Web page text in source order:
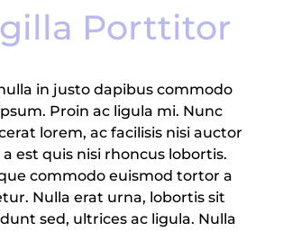
Porttitor
in justo dapibus commodo
Proin ac ligula mi. Nunc
lorem, ac facilisis nisi auctor
a est quis nisi rhoncus lobortis.
commodo euismod tortor a
Nulla erat urna, lobortis sit
sed, ultrices ac ligula. Nulla